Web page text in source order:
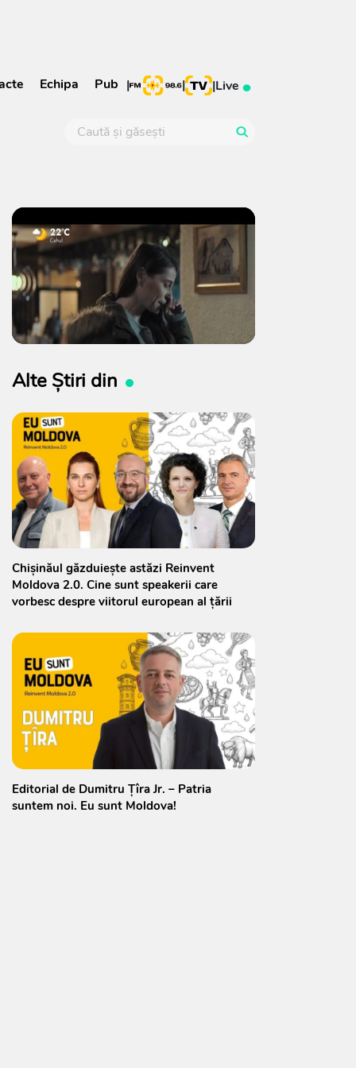
Echipa Pub | | |Live
Alte Știri din
Chișinăul găzduiește astăzi Reinvent
Moldova 2.0. Cine sunt speakerii care
vorbesc despre viitorul european al țării
Editorial de Dumitru Țîra Jr. – Patria
suntem noi. Eu sunt Moldova!